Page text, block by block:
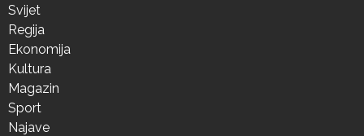
Svijet
Regija
Ekonomija
Kultura
Magazin
Sport
Najave